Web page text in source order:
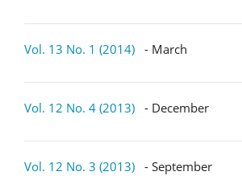
Vol. 13 No. 1 (2014) - March
Vol. 12 No. 4 (2013) - December
Vol. 12 No. 3 (2013) - September